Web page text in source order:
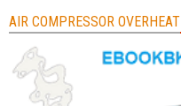
AIR COMPRESSOR OVERHEAT